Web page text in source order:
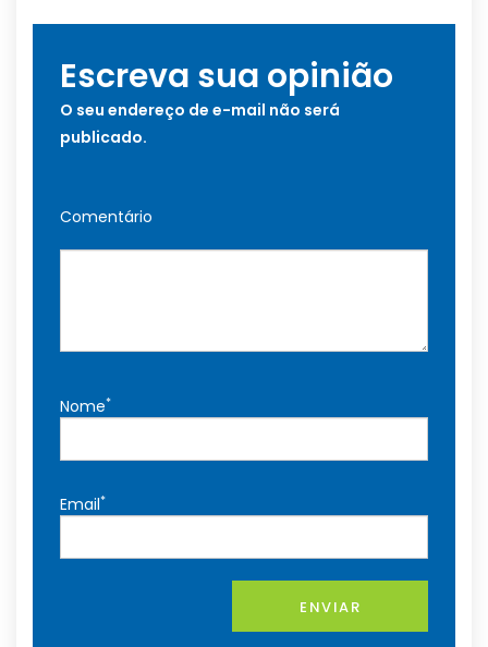
Escreva sua opinião
O seu endereço de e-mail não será
publicado.
Comentário
Nome*
Email*
ENVIAR